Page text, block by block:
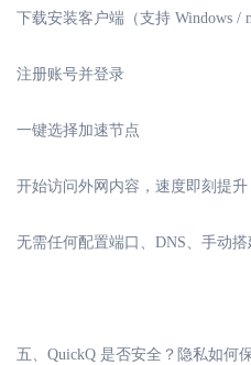
下载安装客户端（支持 Windows /
注册账号并登录
一键选择加速节点
开始访问外网内容，速度即刻提升
无需任何配置端口、 DNS、手动搭
五、 QuickQ 是否安全？隐私如何